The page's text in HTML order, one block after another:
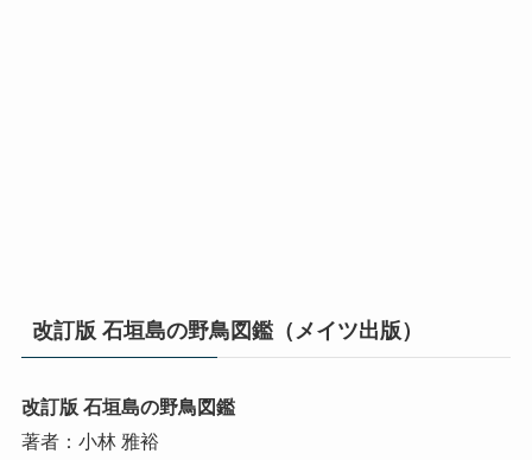
改訂版 石垣島の野鳥図鑑（メイツ出版）
改訂版 石垣島の野鳥図鑑
著者：小林 雅裕